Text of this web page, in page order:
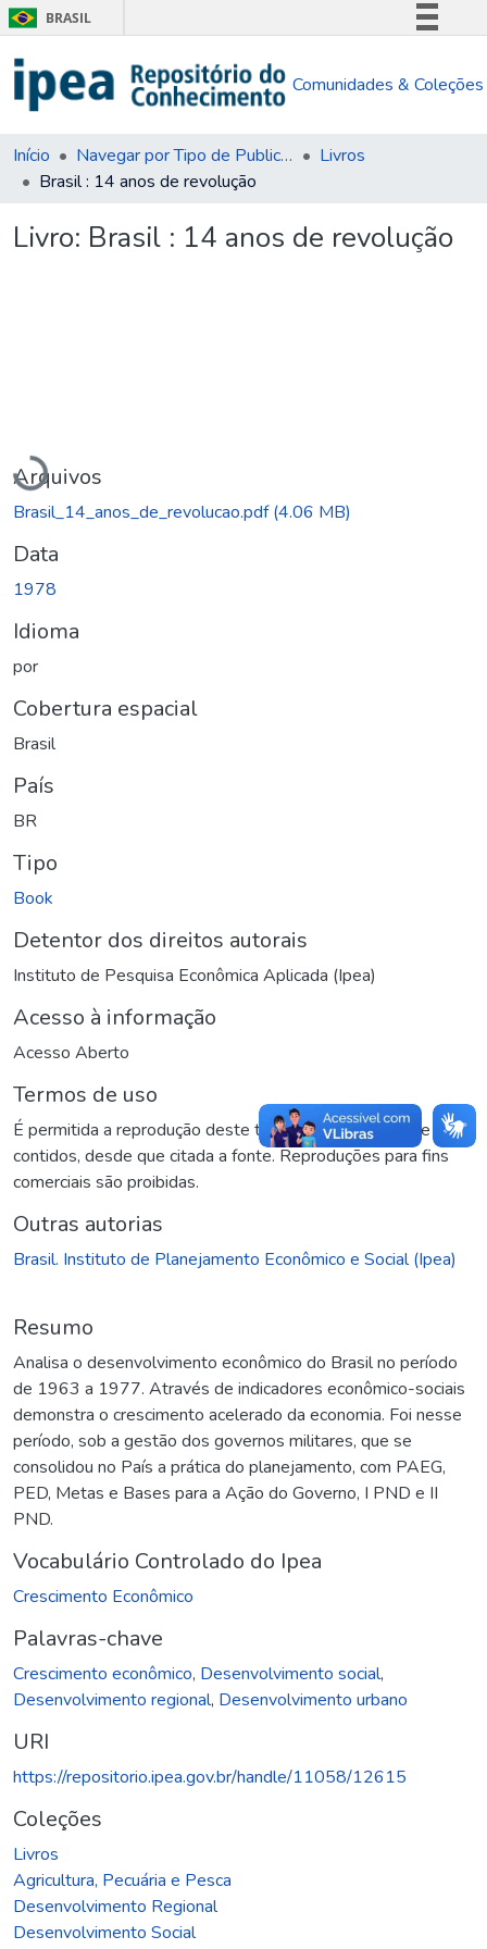
BRASIL
Comunica BR
Acesso à informação
Comunidades & Coleções
Início Navegar por Tipo de Publicação
Livros
Brasil : 14 anos de revolução
Livro: Brasil : 14 anos de revolução
Carregando...
Arquivos
Brasil_14_anos_de_revolucao.pdf(4.06 MB)
Data
1978
Idioma
por
Cobertura espacial
Brasil
País
BR
Tipo
Book
Detentor dos direitos autorais
Instituto de Pesquisa Econômica Aplicada (Ipea)
Acesso à informação
Acesso Aberto
Termos de uso
É permitida a reprodução deste texto e dos dados nele
contidos, desde que citada a fonte. Reproduções para fins
comerciais são proibidas.
Outras autorias
Brasil. Instituto de Planejamento Econômico e Social (Ipea)
Resumo
Analisa o desenvolvimento econômico do Brasil no período
de 1963 a 1977. Através de indicadores econômico-sociais
demonstra o crescimento acelerado da economia. Foi nesse
período, sob a gestão dos governos militares, que se
consolidou no País a prática do planejamento, com PAEG,
PED, Metas e Bases para a Ação do Governo, I PND e II
PND.
Vocabulário Controlado do Ipea
Crescimento Econômico
Palavras-chave
Crescimento econômico, Desenvolvimento social,
Desenvolvimento regional, Desenvolvimento urbano
URI
https://repositorio.ipea.gov.br/handle/11058/12615
Coleções
Livros
Agricultura, Pecuária e Pesca
Desenvolvimento Regional
Desenvolvimento Social